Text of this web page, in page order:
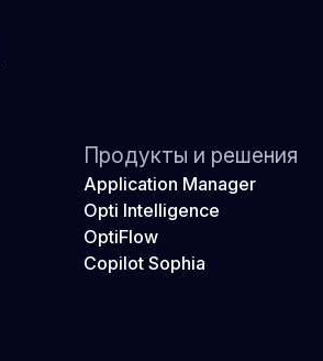
Продукты и решения
Application Manager
Opti Intelligence
OptiFlow
Copilot Sophia